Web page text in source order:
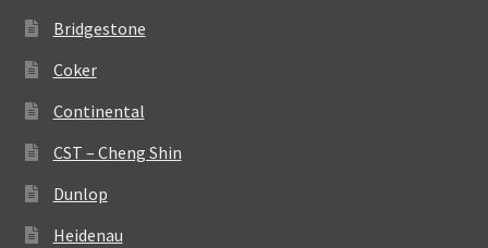
Bridgestone
Coker
Continental
CST – Cheng Shin
Dunlop
Heidenau